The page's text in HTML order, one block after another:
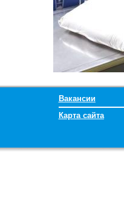
Вакансии
Карта сайта